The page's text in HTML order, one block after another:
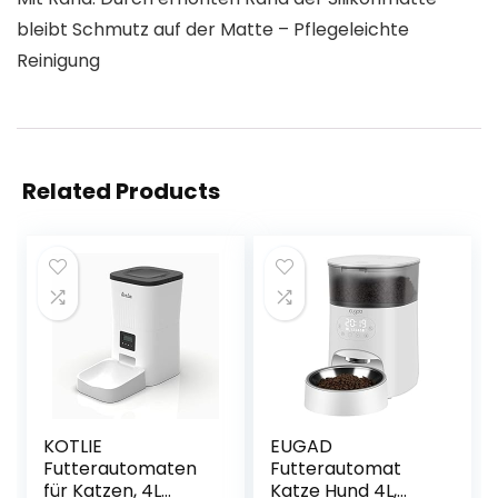
bleibt Schmutz auf der Matte – Pflegeleichte
Reinigung
Related Products
KOTLIE
Futterautomaten
für Katzen, 4L
EUGAD
Futterautomat
Katze Hund 4L,